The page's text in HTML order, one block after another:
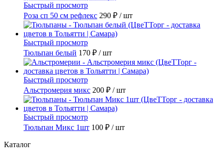
Быстрый просмотр
Роза сп 50 см рефлекс 290 ₽ / шт
Быстрый просмотр
Тюльпан белый 170 ₽ / шт
Быстрый просмотр
Альстромерия микс 200 ₽ / шт
Быстрый просмотр
Тюльпан Микс 1шт 100 ₽ / шт
Каталог